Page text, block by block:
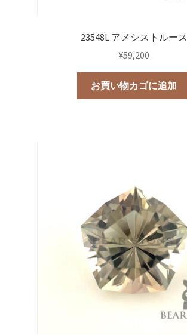
23548L アメシストルース
¥59,200
お買い物カゴに追加